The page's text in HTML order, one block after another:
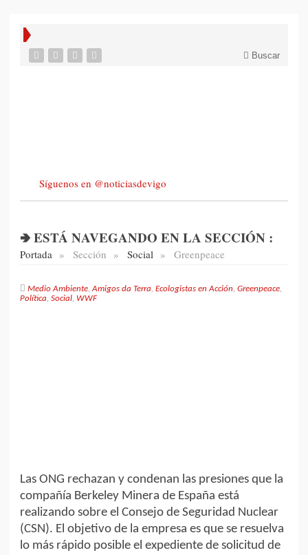
Buscar
Síguenos en @noticiasdevigo
🢂 ESTÁ NAVEGANDO EN LA SECCIÓN :
Portada » Sección » Social » Greenpeace
Medio Ambiente,Amigos da Terra, Ecologistas en Acción, Greenpeace,
Política, Social, WWF
Las ONG rechazan y condenan las presiones que la
compañía Berkeley Minera de España está
realizando sobre el Consejo de Seguridad Nuclear
(CSN). El objetivo de la empresa es que se resuelva
lo más rápido posible el expediente de solicitud de